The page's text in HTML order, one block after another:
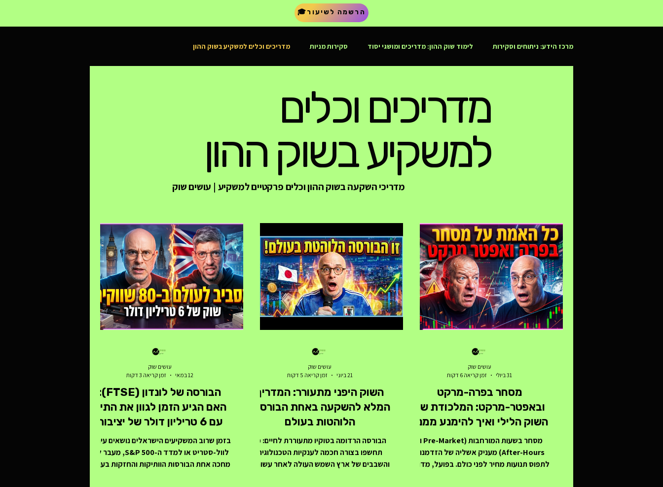
🎓הרשמה לשיעור
מרכז הידע: ניתוחים וסקירות לימוד שוק ההון: מדריכים ומושגי יסוד סקירות מניות מדריכים וכלים למשקיע בשוק ההון
מדריכים וכלים
למשקיע בשוק ההון
מדריכי השקעה בשוק ההון וכלים פרקטיים למשקיע | עושים שוק
מסחר בפרה-מרקט
ובאפטר-מרקט: המלכודת של
השוק הלילי ואיך להימנע ממנה
מסחר בשעות המורחבות (Pre-Market ו-
After-Hours) מעניק אשליה של הזדמנות
לתפוס תנועות מחיר לפני כולם. בפועל, מדובר
עושים שוק
31 ביולי
זמן קריאה 6 דקות
השוק היפני מתעורר: המדריך
המלא להשקעה באחת הבורסות
הלוהטות בעולם
הבורסה הרדומה בטוקיו מתעוררת לחיים: כך
תחשפו בצורה חכמה לענקיות הטכנולוגיה
והשבבים של ארץ השמש העולה לאחר עשורים
עושים שוק
21 ביוני
זמן קריאה 5 דקות
הבורסה של לונדון (FTSE):
האם הגיע הזמן לגוון את התיק
עם 6 טריליון דולר של יציבות
בריטית?
בזמן שרוב המשקיעים הישראלים נושאים עיניים
לוול-סטריט או למדד ה-S&P 500, מעבר לים
מחכה אחת הבורסות הוותיקות והחזקות בעולם
עושים שוק
12 במאי
זמן קריאה 3 דקות